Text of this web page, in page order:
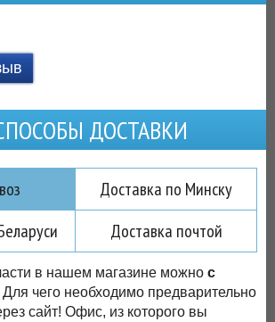
ДОСТАВКИ
Доставка по Минску
Доставка почтой
в нашем магазине можно с
Для чего необходимо предварительно
сайт! Офис, из которого вы